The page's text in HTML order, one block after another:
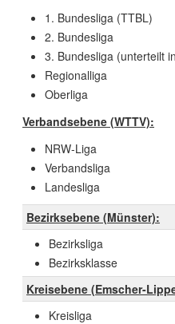
1. Bundesliga (TTBL)
2. Bundesliga
3. Bundesliga (unterteilt
Regionalliga
Oberliga
Verbandsebene (WTTV):
NRW-Liga
Verbandsliga
Landesliga
Bezirksebene (Münster):
Bezirksliga
Bezirksklasse
Kreisebene (Emscher-
Kreisliga